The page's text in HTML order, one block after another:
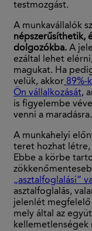
testmozgást.
A munkavállalók
népszerűsíthetik,
dolgozókba. A
ezáltal lehet
magukat. Ha
velük, akkor 89%-
Ön vállalkozását,
is figyelembe
venni a maradásra.
A munkahelyi
teret hozhat létre,
Ebbe a körbe
„asztalfoglalási”
asztalfoglalás,
jelenlét
mely által az
kellemetlenségek